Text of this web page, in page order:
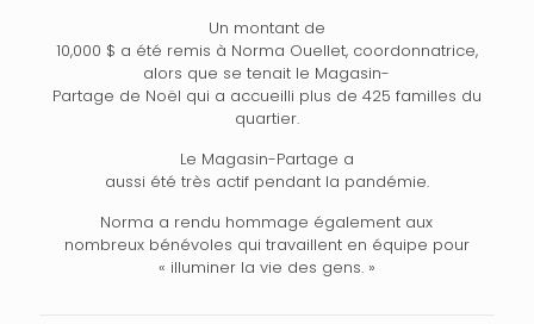
Un montant de
10,000 $ a été remis à Norma Ouellet, coordonnatrice,
alors que se tenait le Magasin-
Partage de Noël qui a accueilli plus de 425 familles du
quartier.
Le Magasin-Partage a
aussi été très actif pendant la pandémie.
Norma a rendu hommage également aux
nombreux bénévoles qui travaillent en équipe pour
« illuminer la vie des gens. »